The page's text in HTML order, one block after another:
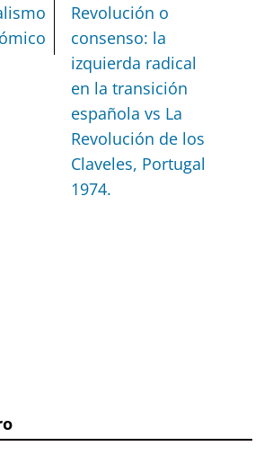
Revolución o
consenso: la
izquierda radical
en la transición
española vs La
Revolución de los
Claveles, Portugal
1974.